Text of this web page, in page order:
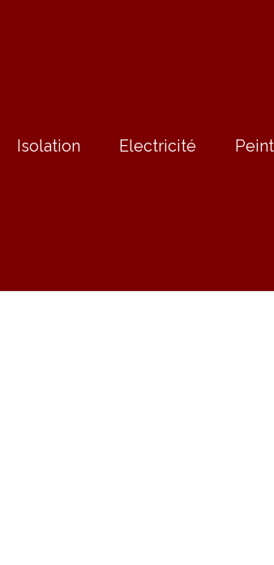
Isolation Electricité